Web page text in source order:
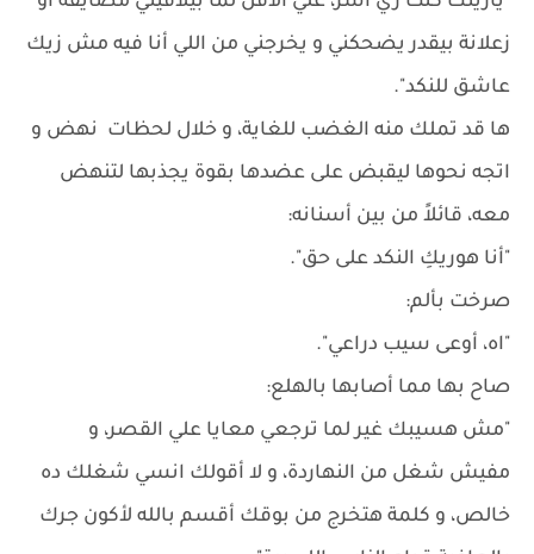
زعلانة بيقدر يضحكني و يخرجني من اللي أنا فيه مش زيك
عاشق للنكد".
ها قد تملك منه الغضب للغاية، و خلال لحظات نهض و
اتجه نحوها ليقبض على عضدها بقوة يجذبها لتنهض
معه، قائلاً من بين أسنانه:
"أنا هوريكِ النكد على حق".
صرخت بألم:
"اه، أوعى سيب دراعي".
صاح بها مما أصابها بالهلع:
"مش هسيبك غير لما ترجعي معايا علي القصر، و
مفيش شغل من النهاردة، و لا أقولك انسي شغلك ده
خالص، و كلمة هتخرج من بوقك أقسم بالله لأكون جرك